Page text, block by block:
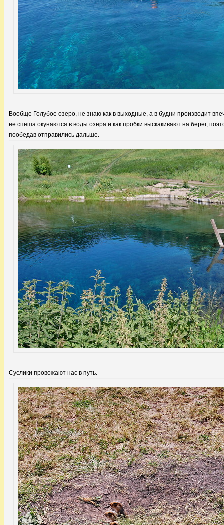
Вообще Голубое озеро, не знаю как в выходные, а в будни производит
не спеша окунаются в воды озера и как пробки выскакивают на берег,
пообедав отправились дальше.
Суслики провожают нас в путь.